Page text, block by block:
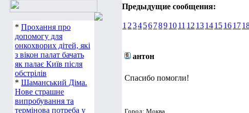
* Прохання про
допомогу для
онкохворих дітей, які
з вікон палат бачать
як палає Київ після
обстрілів
* Шаманський Діма.
Нове страшне
випробування та
термінова потреба у
Предыдущие сообщения:
1 234567891011 12 1314151617
антон
Спасибо помогли!
Город: Моква